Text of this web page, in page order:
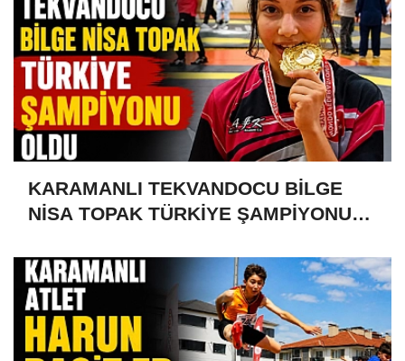
KARAMANLI TEKVANDOCU BİLGE
NİSA TOPAK TÜRKİYE ŞAMPİYONU